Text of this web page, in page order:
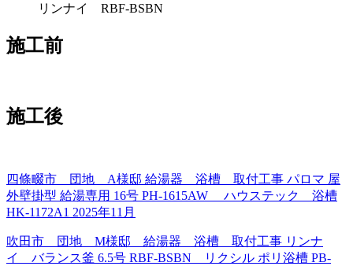
リンナイ RBF-BSBN
施工前
施工後
四條畷市 団地 A様邸 給湯器 浴槽 取付工事 パロマ 屋
外壁掛型 給湯専用 16号 PH-1615AW ハウステック 浴槽
HK-1172A1 2025年11月
吹田市 団地 M様邸 給湯器 浴槽 取付工事 リンナ
イ バランス釜 6.5号 RBF-BSBN リクシル ポリ浴槽 PB-